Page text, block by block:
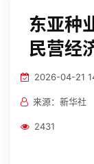
服务与支持
东亚种
民营经
2026-04-21
来源：新华社
2431